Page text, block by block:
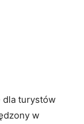
dla turystów
⁢w